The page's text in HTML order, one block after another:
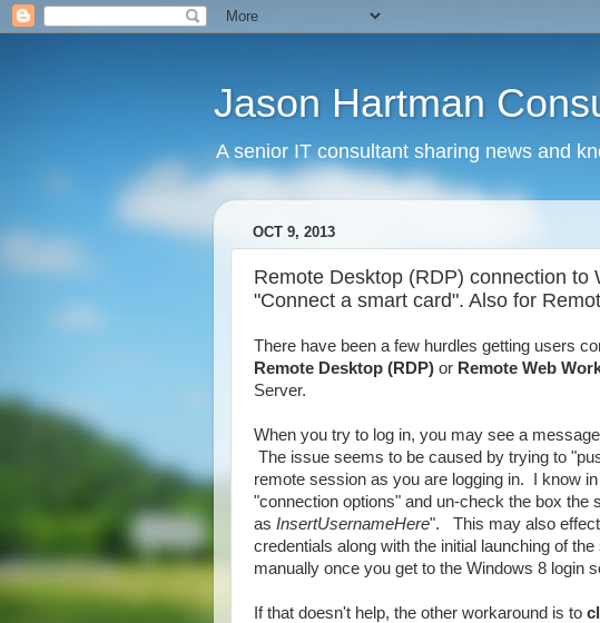
Jason Hartman
A senior IT consultant sharing news and
OCT 9, 2013
Remote Desktop (RDP) connection to
"Connect a smart card". Also for
There have been a few hurdles getting users
Remote Desktop (RDP) or Remote Web
Server.
When you try to log in, you may see a
The issue seems to be caused by trying to
remote session as you are logging in. I know
"connection options" and un-check the box
as InsertUsernameHere". This may also
credentials along with the initial launching of
manually once you get to the Windows 8 login
If that doesn't help, the other workaround is to